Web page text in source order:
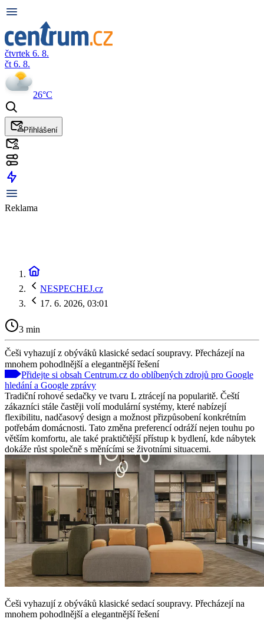
čtvrtek 6. 8.
čt 6. 8.
26°C
Přihlášení
Reklama
NESPECHEJ.cz
17. 6. 2026, 03:01
3 min
Češi vyhazují z obýváků klasické sedací soupravy. Přecházejí na
mnohem pohodlnější a elegantnější řešení
Přidejte si obsah Centrum.cz do oblíbených zdrojů pro Google
hledání a Google zprávy
Tradiční rohové sedačky ve tvaru L ztrácejí na popularitě. Čeští
zákazníci stále častěji volí modulární systémy, které nabízejí
flexibilitu, nadčasový design a možnost přizpůsobení konkrétním
potřebám domácnosti. Tato změna preferencí odráží nejen touhu po
větším komfortu, ale také praktičtější přístup k bydlení, kde nábytek
dokáže růst společně s měnícími se životními situacemi.
Češi vyhazují z obýváků klasické sedací soupravy. Přecházejí na
mnohem pohodlnější a elegantnější řešení